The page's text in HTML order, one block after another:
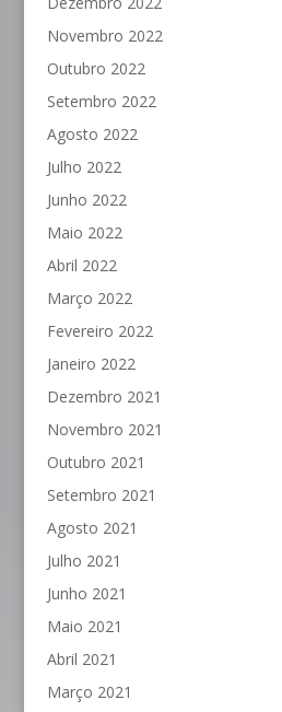
Novembro 2022
Outubro 2022
Setembro 2022
Agosto 2022
Julho 2022
Junho 2022
Maio 2022
Abril 2022
Março 2022
Fevereiro 2022
Janeiro 2022
Dezembro 2021
Novembro 2021
Outubro 2021
Setembro 2021
Agosto 2021
Julho 2021
Junho 2021
Maio 2021
Abril 2021
Março 2021